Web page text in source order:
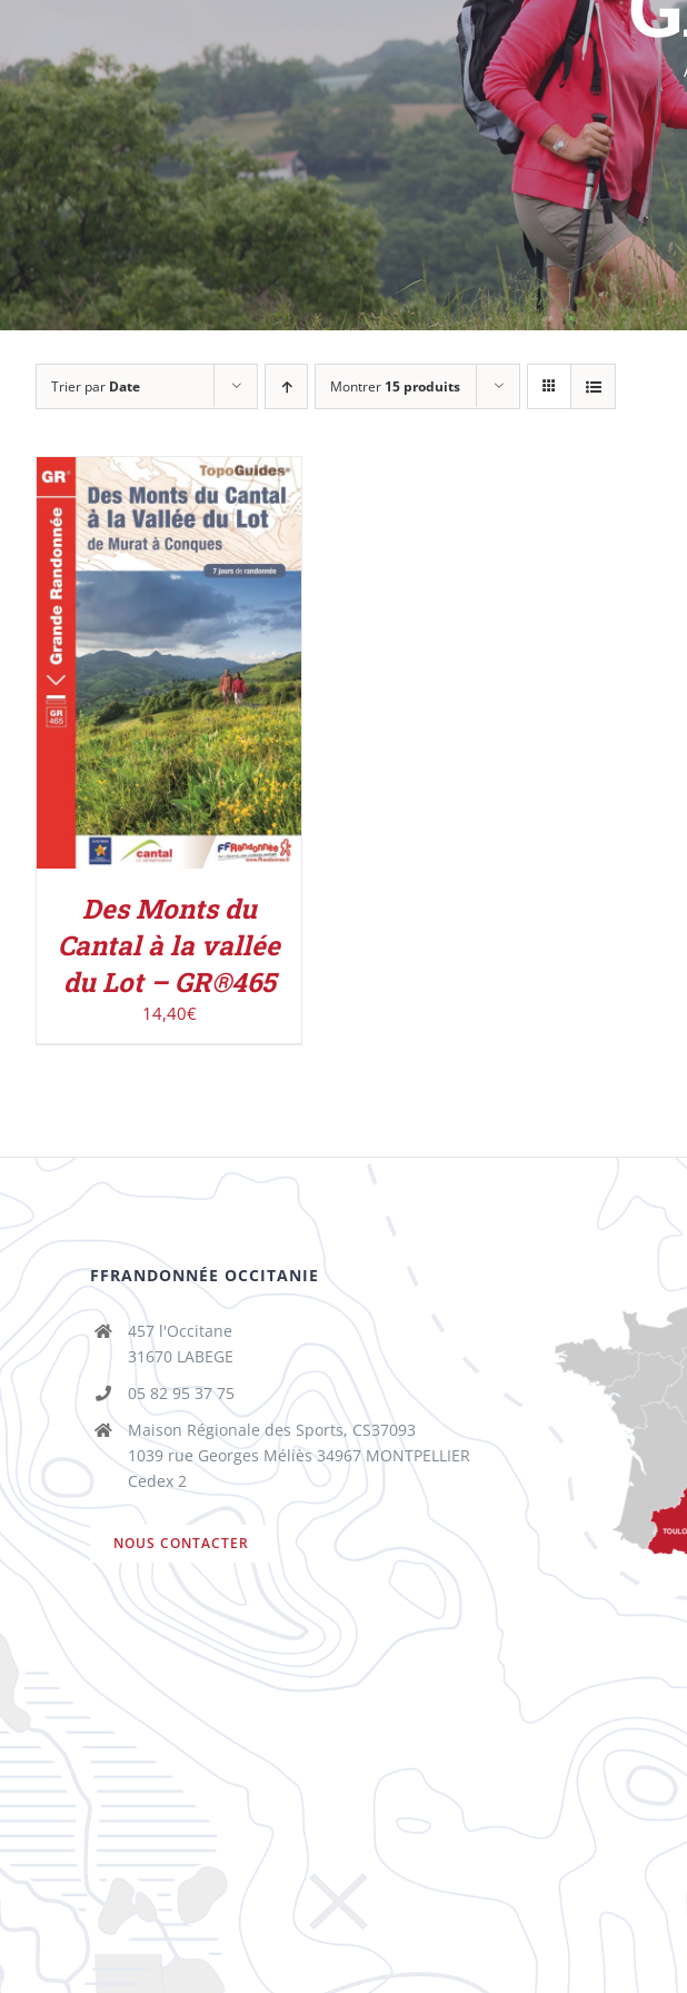
Trier par Date Montrer 15 produits
ACHETER LE PRODUIT
/
DÉTAILS
Des Monts du
Cantal à la vallée
du Lot – GR®465
14,40€
FFRANDONNÉE OCCITANIE
457 l'Occitane
31670 LABEGE
05 82 95 37 75
Maison Régionale des Sports, CS37093
1039 rue Georges Méliès 34967 MONTPELLIER
Cedex 2
NOUS CONTACTER